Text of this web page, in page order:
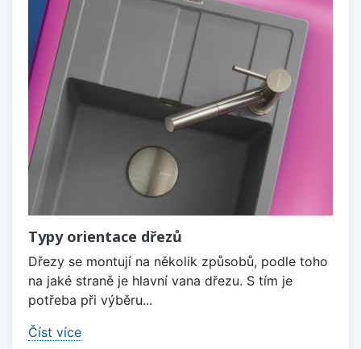
Typy orientace dřezů
Dřezy se montují na několik způsobů, podle toho
na jaké straně je hlavní vana dřezu. S tím je
potřeba při výběru...
Číst více